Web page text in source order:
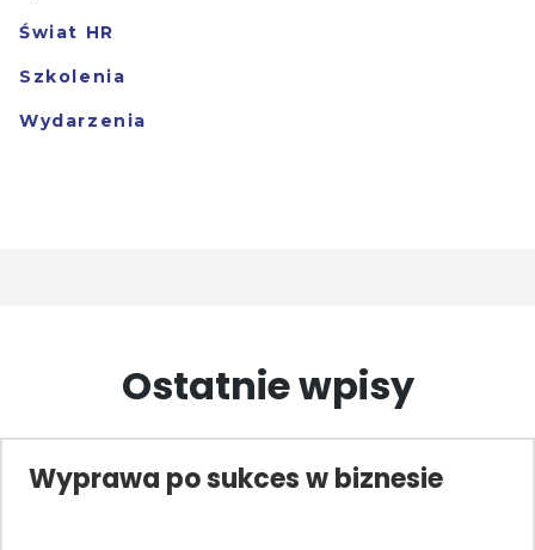
Świat HR
Szkolenia
Wydarzenia
Ostatnie wpisy
Wyprawa po sukces w biznesie